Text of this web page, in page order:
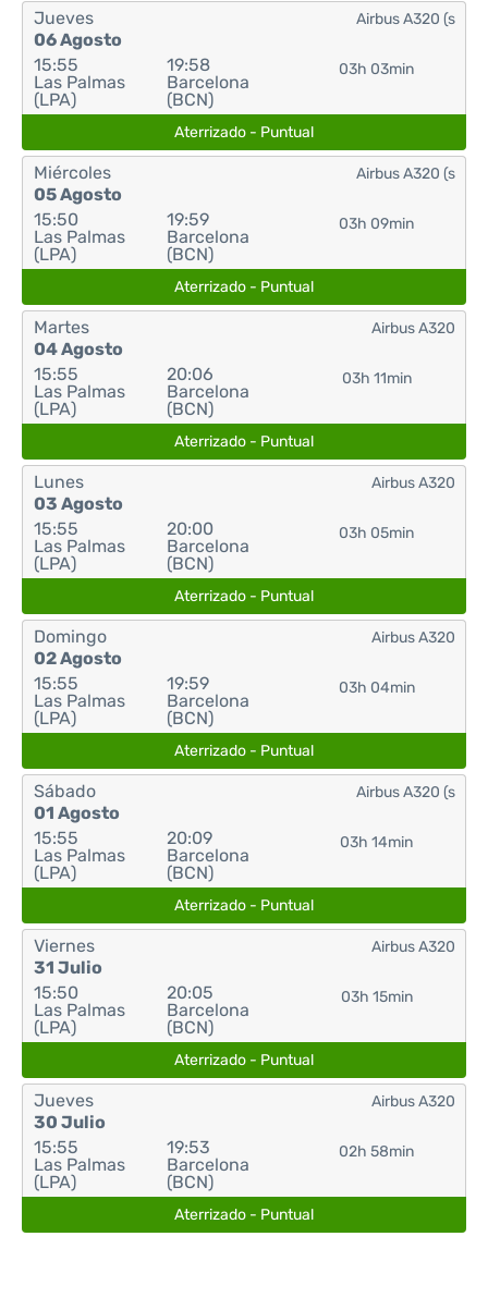
Jueves
06 Agosto
15:55
Las Palmas
(LPA)
19:58
Barcelona
(BCN)
03h 03min
Airbus A320 (s
Aterrizado - Puntual
Miércoles
05 Agosto
15:50
Las Palmas
(LPA)
19:59
Barcelona
(BCN)
03h 09min
Airbus A320 (s
Aterrizado - Puntual
Martes
04 Agosto
15:55
Las Palmas
(LPA)
20:06
Barcelona
(BCN)
03h 11min
Airbus A320
Aterrizado - Puntual
Lunes
03 Agosto
15:55
Las Palmas
(LPA)
20:00
Barcelona
(BCN)
03h 05min
Airbus A320
Aterrizado - Puntual
Domingo
02 Agosto
15:55
Las Palmas
(LPA)
19:59
Barcelona
(BCN)
03h 04min
Airbus A320
Aterrizado - Puntual
Sábado
01 Agosto
15:55
Las Palmas
(LPA)
20:09
Barcelona
(BCN)
03h 14min
Airbus A320 (s
Aterrizado - Puntual
Viernes
31 Julio
15:50
Las Palmas
(LPA)
20:05
Barcelona
(BCN)
03h 15min
Airbus A320
Aterrizado - Puntual
Jueves
30 Julio
15:55
Las Palmas
(LPA)
19:53
Barcelona
(BCN)
02h 58min
Airbus A320
Aterrizado - Puntual